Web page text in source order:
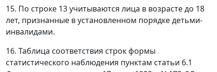
15. По строке 13 учитываются лица в возрасте до 18
лет, признанные в установленном порядке детьми-
инвалидами.
16. Таблица соответствия строк формы
статистического наблюдения пунктам статьи 6.1